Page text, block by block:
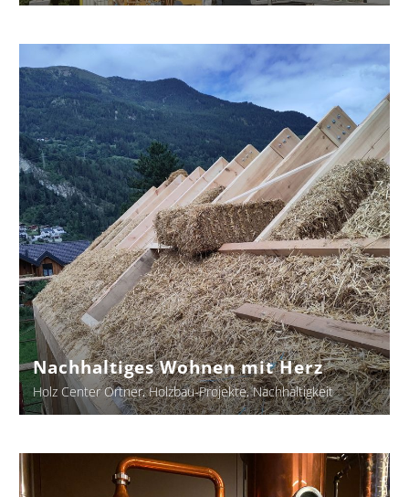
Nachhaltiges
Wohnen
mit
Herz
Nachhaltiges Wohnen mit Herz
Holz Center Ortner Holzbau-Projekte Nachhaltigkeit
Xmasfeier
&